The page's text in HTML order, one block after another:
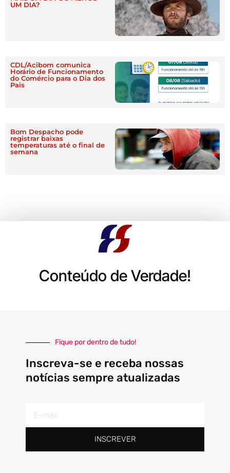
UM DIA?
CDL/Acibom comunica
Horário de Funcionamento
do Comércio para o Dia dos
Pais
Bom Despacho pode
registrar baixas
temperaturas até o final de
semana
Conteúdo de Verdade!
Fique por dentro de tudo!
Inscreva-se e receba nossas
notícias sempre atualizadas
mail
INSCREVER